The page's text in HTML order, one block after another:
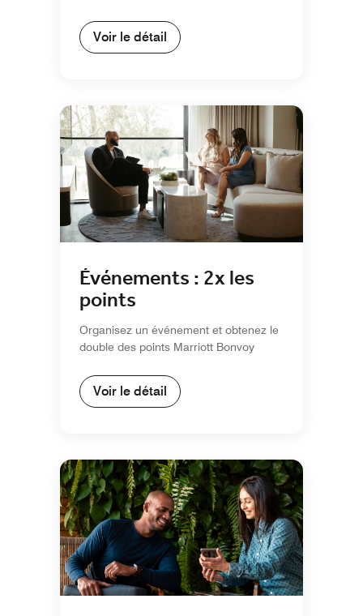
Voir le détail
Événements : 2x les
points
Organisez un événement et obtenez le
double des points Marriott Bonvoy
Voir le détail